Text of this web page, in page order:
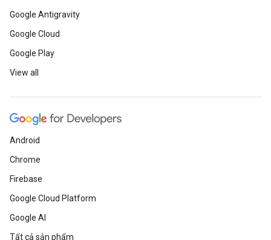
Google Antigravity
Google Cloud
Google Play
View all
Android
Chrome
Firebase
Google Cloud Platform
Google AI
Tất cả sản phẩm